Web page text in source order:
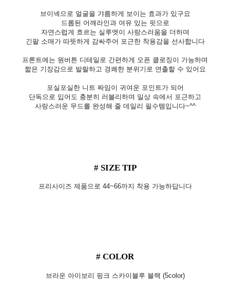
브이넥으로 얼굴을 갸름하게 보이는 효과가 있구요
드롭된 어깨라인과 여유 있는 핏으로
자연스럽게 흐르는 실루엣이 사랑스러움을 더하며
긴팔 소매가 따뜻하게 감싸주어 포근한 착용감을 선사합니다
프론트에는 원버튼 디테일로 간편하게 오픈 클로징이 가능하며
짧은 기장감으로 발랄하고 경쾌한 분위기로 연출할 수 있어요
포실포실한 니트 짜임이 귀여운 포인트가 되어
단독으로 입어도 충분히 러블리하며 일상 속에서 포근하고
사랑스러운 무드를 완성해 줄 데일리 필수템입니다~^^
# SIZE TIP
프리사이즈 제품으로 44~66까지 착용 가능하답니다
# COLOR
브라운 아이보리 핑크 스카이블루 블랙 (5color)